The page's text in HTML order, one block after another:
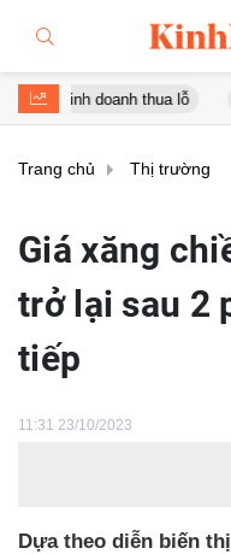
doanh thua lỗ Đồ
Trang chủ Thị trường
Giá xăng
trở lại sau 2
tiếp
11:31 23/10/2023
Dựa theo diễn biến